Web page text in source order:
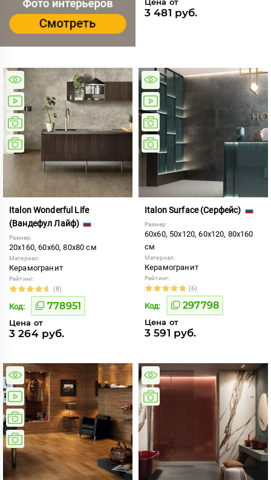
3 481 руб.
Italon Wonderful Life
(Вандефул Лайф)
Размер:
20x160, 60x60, 80x80 см
Материал:
Керамогранит
Рейтинг:
(8)
Код: 778951
Цена от
3 264 руб.
Italon Surface (Серфейс)
Размер:
60x60, 50x120, 60x120, 80x160
см
Материал:
Керамогранит
Рейтинг:
(6)
Код: 297798
Цена от
3 591 руб.